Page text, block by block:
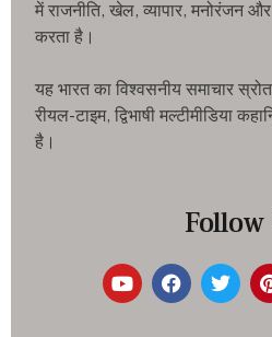
में राजनीति, खेल, व्यापार, मनोरंजन
करता है।
यह भारत का विश्वसनीय समाचार
रीयल-टाइम, द्विभाषी मल्टीमीडिया
है।
Follow